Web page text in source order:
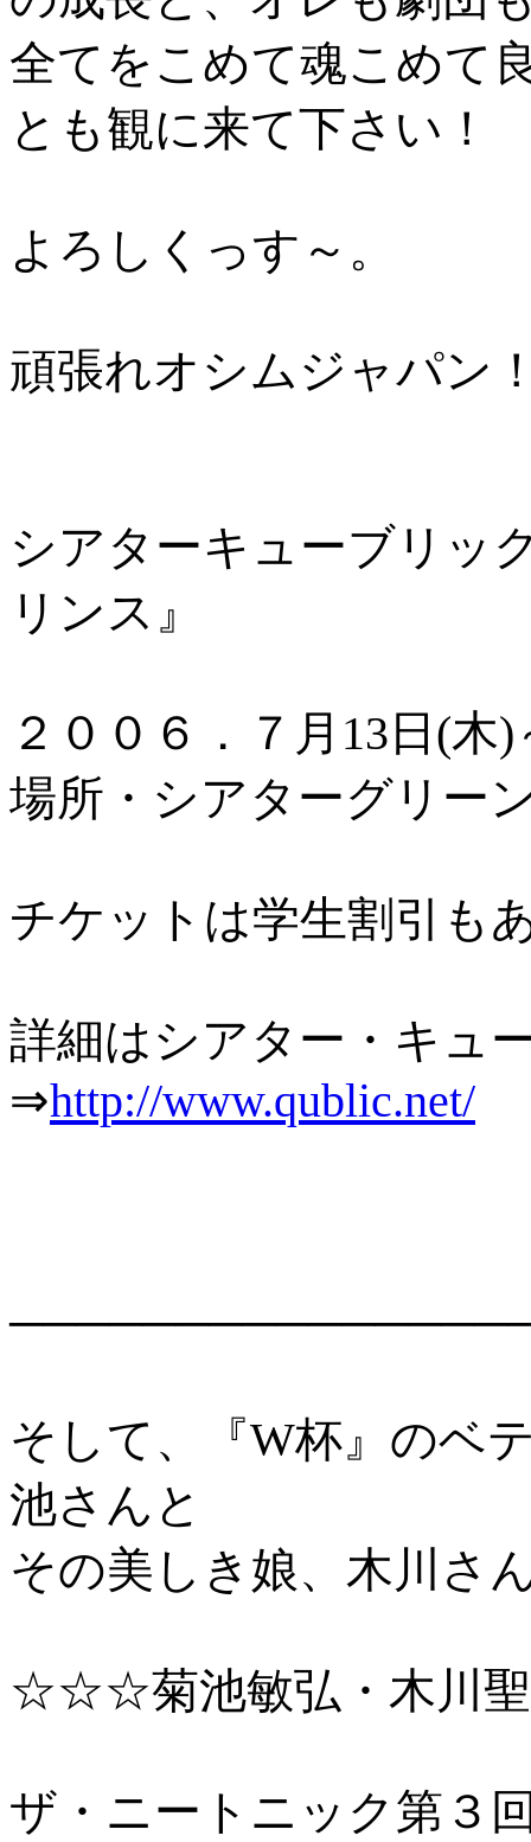
全てをこめて魂こめて
とも観に来て下さい！
よろしくっす～。
頑張れオシムジャパン
シアターキューブリッ
リンス』
２００６．７月13日(木
場所・シアターグリー
チケットは学生割引も
詳細はシアター・キュ
⇒http://www.qublic.net/
そして、 『W杯』のベ
池さんと
その美しき娘、木川さ
☆☆☆菊池敏弘・木川
ザ・ニートニック第３